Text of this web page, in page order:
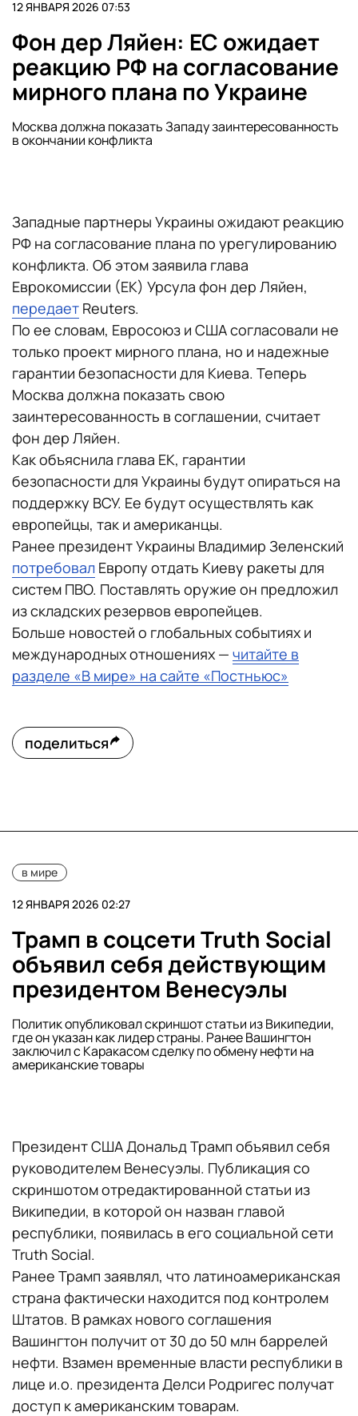
12 ЯНВАРЯ 2026 07:53
Фон дер Ляйен: ЕС ожидает
реакцию РФ на согласование
мирного плана по Украине
Москва должна показать Западу заинтересованность
в окончании конфликта
Западные партнеры Украины ожидают реакцию
РФ на согласование плана по урегулированию
конфликта. Об этом заявила глава
Еврокомиссии (ЕК) Урсула фон дер Ляйен,
передает Reuters.
По ее словам, Евросоюз и США согласовали не
только проект мирного плана, но и надежные
гарантии безопасности для Киева. Теперь
Москва должна показать свою
заинтересованность в соглашении, считает
фон дер Ляйен.
Как объяснила глава ЕК, гарантии
безопасности для Украины будут опираться на
поддержку ВСУ. Ее будут осуществлять как
европейцы, так и американцы.
Ранее президент Украины Владимир Зеленский
потребовал Европу отдать Киеву ракеты для
систем ПВО. Поставлять оружие он предложил
из складских резервов европейцев.
Больше новостей о глобальных событиях и
международных отношениях — читайте в
разделе «В мире» на сайте «Постньюс»
поделиться
в мире
12 ЯНВАРЯ 2026 02:27
Трамп в соцсети Truth Social
объявил себя действующим
президентом Венесуэлы
Политик опубликовал скриншот статьи из Википедии,
где он указан как лидер страны. Ранее Вашингтон
заключил с Каракасом сделку по обмену нефти на
американские товары
Президент США Дональд Трамп объявил себя
руководителем Венесуэлы. Публикация со
скриншотом отредактированной статьи из
Википедии, в которой он назван главой
республики, появилась в его социальной сети
Truth Social.
Ранее Трамп заявлял, что латиноамериканская
страна фактически находится под контролем
Штатов. В рамках нового соглашения
Вашингтон получит от 30 до 50 млн баррелей
нефти. Взамен временные власти республики в
лице и.о. президента Делси Родригес получат
доступ к американским товарам.